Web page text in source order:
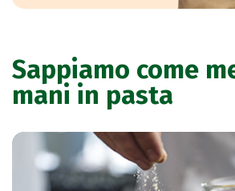
Sappiamo come
mani in pasta